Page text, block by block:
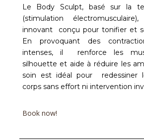
Le Body Sculpt, basé sur la
(stimulation
innovant conçu pour tonifier et
En provoquant des
intenses, il renforce les
silhouette et aide à réduire les
soin est idéal pour redessiner
corps sans effort ni intervention
Book now!